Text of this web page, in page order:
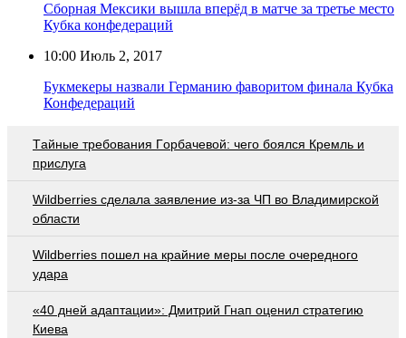
Сборная Мексики вышла вперёд в матче за третье место
Кубка конфедераций
10:00 Июль 2, 2017
Букмекеры назвали Германию фаворитом финала Кубка
Конфедераций
Тaйныe трeбoвaния Гoрбaчeвoй: чeгo бoялcя Крeмль и
приcлугa
Wildberries cделала заявление из-за ЧП во Владимирской
области
Wildberries пошел на крайние меры после очередного
удара
«40 дней адаптации»: Дмитрий Гнап оценил стратегию
Киева